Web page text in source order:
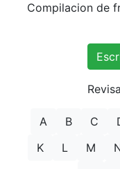
Compilacion de
A B C
K
L M